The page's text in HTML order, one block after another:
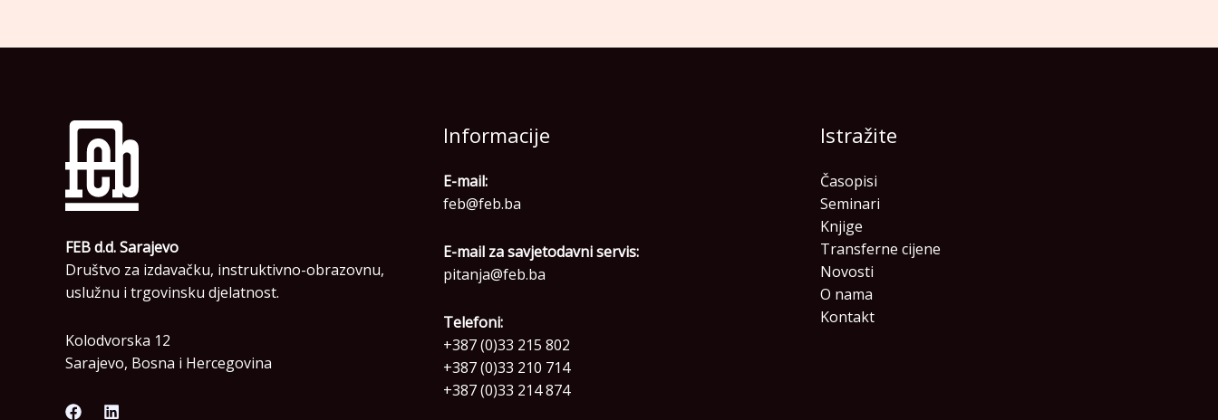
FEB d.d. Sarajevo
Društvo za izdavačku, instruktivno-obrazovnu,
uslužnu i trgovinsku djelatnost.
Kolodvorska 12
Sarajevo, Bosna i Hercegovina
Informacije
E-mail:
feb@feb.ba
E-mail za savjetodavni servis:
pitanja@feb.ba
Telefoni:
+387 (0)33 215 802
+387 (0)33 210 714
+387 (0)33 214 874
Istražite
Časopisi
Seminari
Knjige
Transferne cijene
Novosti
O nama
Kontakt